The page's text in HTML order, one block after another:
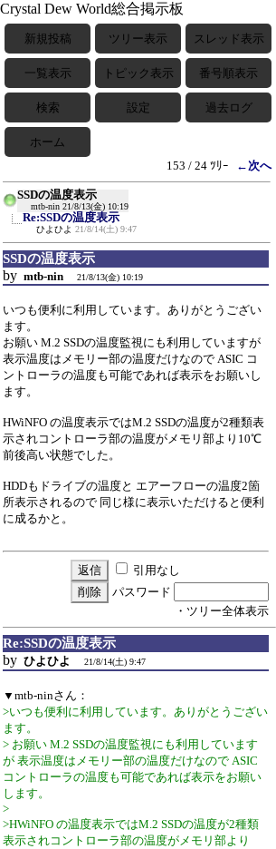
Crystal Dew World総合掲示板
新規投稿 ツリー表示 スレッド表示
一覧表示 トピック表示 番号順表示
検索 設定 過去ログ
ホーム
153 / 24 ﾂﾘｰ
←次へ
SSDの温度表示
mtb-nin 21/8/13(金) 10:19
Re:SSDの温度表示
ひよひよ 21/8/14(土) 9:47
SSDの温度表示
by mtb-nin 21/8/13(金) 10:19
いつも便利に利用しています。ありがとうござい
ます。
お願い M.2 SSDの温度監視にも利用していますが
表示温度はメモリー部の温度だけなので ASIC コ
ントローラの温度も可能であれば表示をお願いし
ます。
HWiNFO の温度表示ではM.2 SSDの温度が2種類表
示されコントローラ部の温度がメモリ部より10℃
前後高い状態でした。
HDDもドライブの温度と エアーフローの温度2箇
所表示されるので 同じ様に表示いただけると便利
に成るかと。
引用なし
パスワード
・ツリー全体表示
Re:SSDの温度表示
by ひよひよ 21/8/14(土) 9:47
▼mtb-ninさん：
>いつも便利に利用しています。ありがとうござい
ます。
> お願い M.2 SSDの温度監視にも利用しています
が 表示温度はメモリー部の温度だけなので ASIC
コントローラの温度も可能であれば表示をお願い
します。
>
>HWiNFO の温度表示ではM.2 SSDの温度が2種類
表示されコントローラ部の温度がメモリ部より